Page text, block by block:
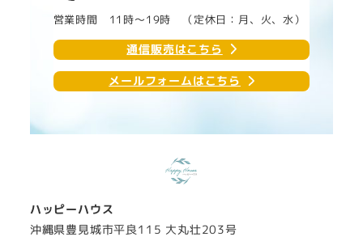
営業時間 11時～19時 （定休日：月、火、水）
通信販売はこちら
メールフォームはこちら
ハッピーハウス
沖縄県豊見城市平良115 大丸壮203号